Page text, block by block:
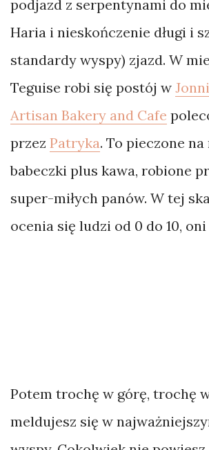
podjazd z serpentynami do
Haria i nieskończenie długi i
standardy wyspy) zjazd. W
Teguise robi się postój w
Artisan Bakery and Cafe
przez Patryka. To pieczone
babeczki plus kawa, robione
super-miłych panów. W tej
ocenia się ludzi od 0 do 10, oni
Potem trochę w górę, trochę
meldujesz się w